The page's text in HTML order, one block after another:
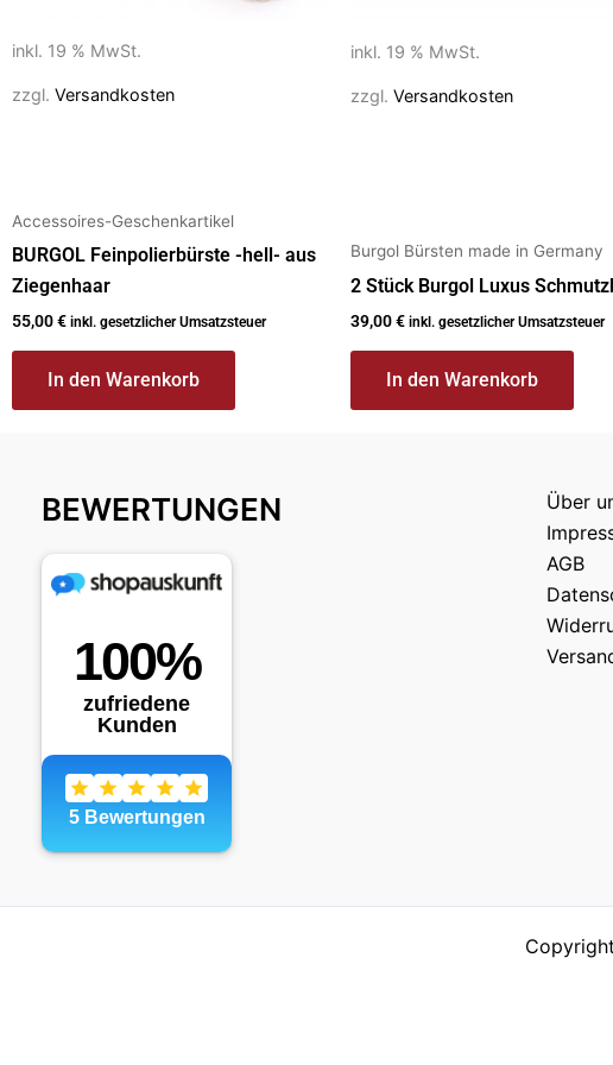
inkl. 19 % MwSt.
zzgl. Versandkosten
Accessoires-Geschenkartikel
BURGOL Feinpolierbürste -hell- aus
Ziegenhaar
55,00€ inkl. gesetzlicher Umsatzsteuer
In den Warenkorb
inkl. 19 % MwSt.
zzgl. Versandkosten
Burgol Bürsten made in Germany
2 Stück Burgol Luxus
39,00€ inkl. gesetzlicher Umsatzsteuer
In den Warenkorb
BEWERTUNGEN
Über
AGB